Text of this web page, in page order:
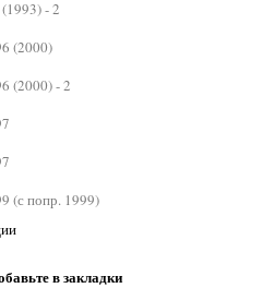
- 2
(2000)
(2000) - 2
(с попр. 1999)
в закладки